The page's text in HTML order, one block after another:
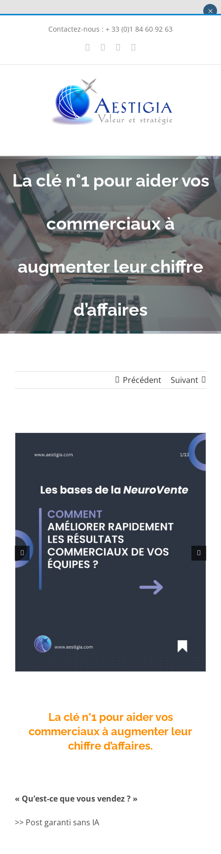
Contactez-nous : + 33 (0)1 84 60 92 63
LinkedInInstagram
La clé n°1 pour aider vos
commerciaux à
augmenter leur chiffre
d’affaires
Précédent Suivant
La clé n°1 pour aider vos
commerciaux à augmenter leur
chiffre d’affaires.
« Qu’est-ce que vous vendez ? »
>> Post garanti sans IA
×